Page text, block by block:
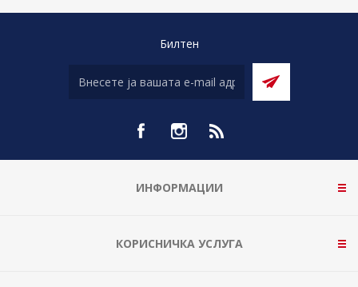
Билтен
ИНФОРМАЦИИ
КОРИСНИЧКА УСЛУГА